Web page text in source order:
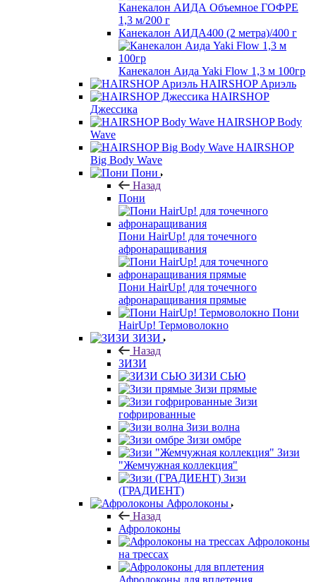
Канекалон АИДА Объемное ГОФРЕ
1,3 м/200 г
Канекалон АИДА400 (2 метра)/400 г
Канекалон Аида Yaki Flow 1,3 м 100гр
HAIRSHOP Ариэль
HAIRSHOP
Джессика
HAIRSHOP Body
Wave
HAIRSHOP
Big Body Wave
Пони
Назад
Пони
Пони HairUp! для точечного
афронаращивания
Пони HairUp! для точечного
афронаращивания прямые
Пони
HairUp! Термоволокно
ЗИЗИ
Назад
ЗИЗИ
ЗИЗИ СЬЮ
Зизи прямые
Зизи
гофрированные
Зизи волна
Зизи омбре
Зизи
"Жемчужная коллекция"
Зизи
(ГРАДИЕНТ)
Афролоконы
Назад
Афролоконы
Афролоконы
на трессах
Афролоконы для вплетения